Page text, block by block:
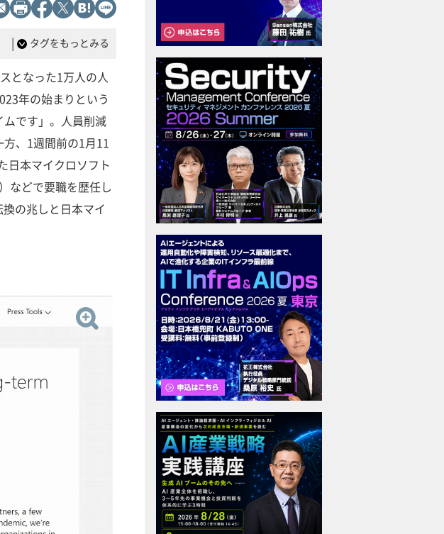
| タグをもっとみる
となった1万人の人
年の始まりという
です」。人員削減
、1週間前の1月11
日本マイクロソフト
などで要職を歴任し
の兆しと日本マイ